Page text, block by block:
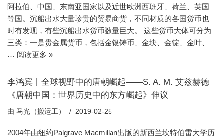
阿拉伯、中国、东南亚国家以及近世欧洲西班牙、荷兰、英国
等国。沉船出水大量珍贵的贸易商货，不同材质的各国货币也
时有发现，有些沉船出水货币数量巨大。 这些货币大体可分为
三类：一是贵金属货币，包括金银铸币、金块、金锭、金叶、
… 阅读更多 »
李鸿宾丨全球视野中的唐朝崛起——S. A. M. 艾兹赫德
《唐朝中国：世界历史中的东方崛起》伸议
由 马光（搬运工） 2019-02-25
2004年由纽约Palgrave Macmillan出版的新西兰坎特伯雷大学历